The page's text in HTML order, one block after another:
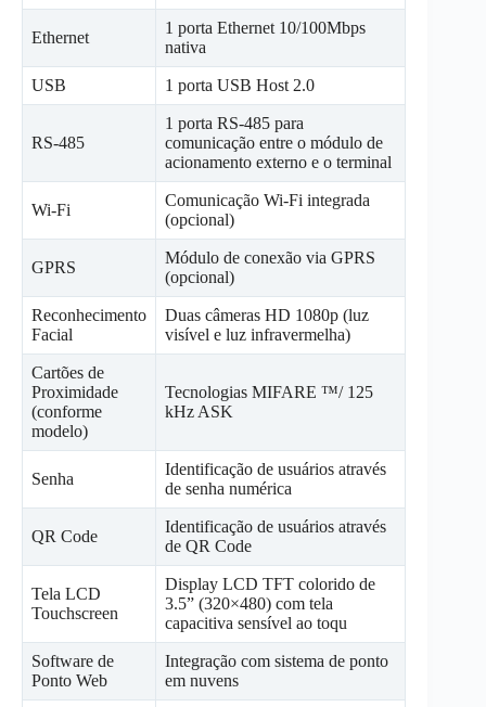
Ethernet
1 porta Ethernet 10/100Mbps
nativa
USB 1 porta USB Host 2.0
RS-485
1 porta RS-485 para
comunicação entre o módulo de
acionamento externo e o terminal
Wi-Fi
Comunicação Wi-Fi integrada
(opcional)
GPRS
Módulo de conexão via GPRS
(opcional)
Reconhecimento
Facial
Duas câmeras HD 1080p (luz
visível e luz infravermelha)
Cartões de
Proximidade
(conforme
modelo)
Tecnologias MIFARE ™/ 125
kHz ASK
Senha
Identificação de usuários através
de senha numérica
QR Code
Identificação de usuários através
de QR Code
Tela LCD
Touchscreen
Display LCD TFT colorido de
3.5” (320×480) com tela
capacitiva sensível ao toqu
Software de
Ponto Web
Integração com sistema de ponto
em nuvens